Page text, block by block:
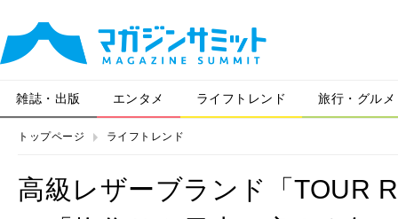
雑誌・出版 エンタメ ライフトレンド 旅行・グルメ
トップページ ライフトレンド
高級レザーブランド「TOUR